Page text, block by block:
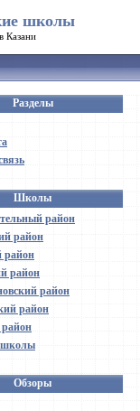
школы
Казани
Разделы
Школы
район
район
район
район
район
район
школы
Обзоры